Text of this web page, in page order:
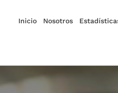
Inicio Nosotros